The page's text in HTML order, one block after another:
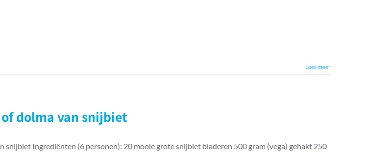
Lees meer
dolma van snijbiet
snijbiet Ingrediënten (6 personen): 20 mooie grote snijbiet bladeren 500 gram (vega) gehakt 250